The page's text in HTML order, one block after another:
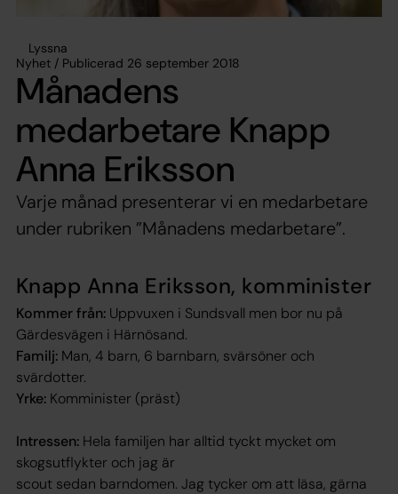
Lyssna
Nyhet / Publicerad 26 september 2018
Månadens
medarbetare Knapp
Anna Eriksson
Varje månad presenterar vi en medarbetare
under rubriken ”Månadens medarbetare”.
Knapp Anna Eriksson, komminister
Kommer från: Uppvuxen i Sundsvall men bor nu på
Gärdesvägen i Härnösand.
Familj: Man, 4 barn, 6 barnbarn, svärsöner och
svärdotter.
Yrke: Komminister (präst)
Intressen: Hela familjen har alltid tyckt mycket om
skogsutflykter och jag är
scout sedan barndomen. Jag tycker om att läsa, gärna